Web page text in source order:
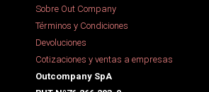
Sobre Out Company
Términos y Condiciones
Devoluciones
Cotizaciones y ventas a empresas
Outcompany SpA